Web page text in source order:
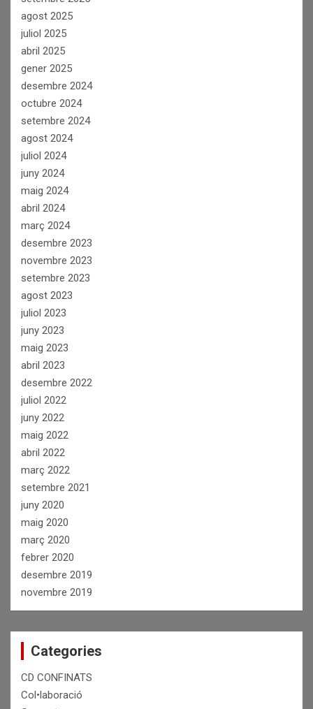
agost 2025
juliol 2025
abril 2025
gener 2025
desembre 2024
octubre 2024
setembre 2024
agost 2024
juliol 2024
juny 2024
maig 2024
abril 2024
març 2024
desembre 2023
novembre 2023
setembre 2023
agost 2023
juliol 2023
juny 2023
maig 2023
abril 2023
desembre 2022
juliol 2022
juny 2022
maig 2022
abril 2022
març 2022
setembre 2021
juny 2020
maig 2020
març 2020
febrer 2020
desembre 2019
novembre 2019
Categories
CD CONFINATS
Col•laboració